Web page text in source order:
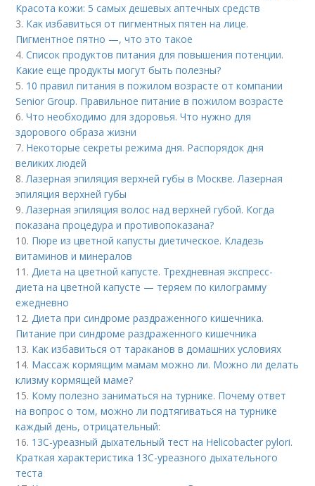
Красота кожи: 5 самых дешевых аптечных средств
3. Как избавиться от пигментных пятен на лице.
Пигментное пятно —, что это такое
4.Список продуктов питания для повышения потенции.
Какие еще продукты могут быть полезны?
5. 10 правил питания в пожилом возрасте от компании
Senior Group. Правильное питание в пожилом возрасте
6.Что необходимо для здоровья. Что нужно для
здорового образа жизни
7. Некоторые секреты режима дня. Распорядок дня
великих людей
8.Лазерная эпиляция верхней губы в Москве. Лазерная
эпиляция верхней губы
9.Лазерная эпиляция волос над верхней губой. Когда
показана процедура и противопоказана?
10. Пюре из цветной капусты диетическое. Кладезь
витаминов и минералов
11.Диета на цветной капусте. Трехдневная экспресс-
диета на цветной капусте — теряем по килограмму
ежедневно
12.Диета при синдроме раздраженного кишечника.
Питание при синдроме раздраженного кишечника
13. Как избавиться от тараканов в домашних условиях
14. Массаж кормящим мамам можно ли. Можно ли делать
клизму кормящей маме?
15. Кому полезно заниматься на турнике. Почему ответ
на вопрос о том, можно ли подтягиваться на турнике
каждый день, отрицательный:
16. 13С-уреазный дыхательный тест на Helicobacter pylori.
Краткая характеристика 13С-уреазного дыхательного
теста